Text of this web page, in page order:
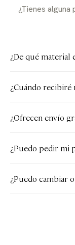
¿Tienes alguna
¿De qué material
¿Cuándo
¿Ofrecen envío
¿Puedo pedir mi
¿Puedo cambiar